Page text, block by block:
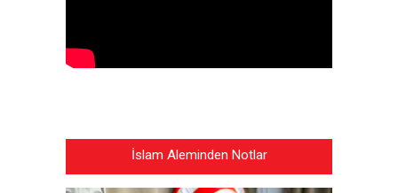
İslam Aleminden Notlar